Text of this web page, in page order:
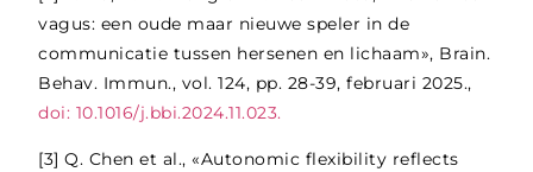
vagus: een oude maar nieuwe speler in de
communicatie tussen hersenen en lichaam», Brain.
Behav. Immun., vol. 124, pp. 28-39, februari 2025.,
doi: 10.1016/j.bbi.2024.11.023.
[3] Q. Chen et al., «Autonomic flexibility reflects